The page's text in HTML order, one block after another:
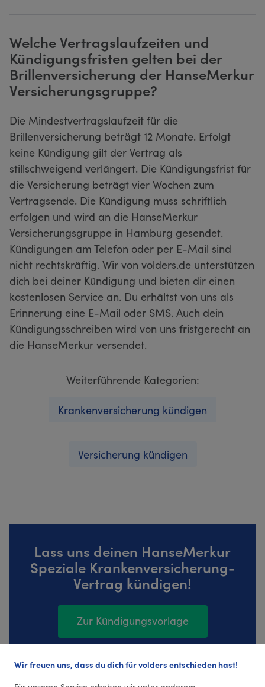
Welche Vertragslaufzeiten und
Kündigungsfristen gelten bei der
Brillenversicherung der HanseMerkur
Versicherungsgruppe?
Die Mindestvertragslaufzeit für die
Brillenversicherung beträgt 12 Monate. Erfolgt
keine Kündigung gilt der Vertrag als
stillschweigend verlängert. Die Kündigungsfrist für
die Versicherung beträgt vier Wochen zum
Vertragsende. Die Kündigung muss schriftlich
erfolgen und wird an die HanseMerkur
Versicherungsgruppe in Hamburg gesendet.
Kündigungen am Telefon oder per E-Mail sind
nicht rechtskräftig. Wir von volders.de unterstützen
dich bei deiner Kündigung und bieten dir einen
kostenlosen Service an. Du erhältst von uns als
Erinnerung eine E-Mail oder SMS. Auch dein
Kündigungsschreiben wird von uns fristgerecht an
die HanseMerkur versendet.
Weiterführende Kategorien:
Krankenversicherung kündigen
Versicherung kündigen
Lass uns deinen HanseMerkur
Speziale Krankenversicherung-
Vertrag kündigen!
Zur Kündigungsvorlage
777 Bewertungen (4,35 Durchschnitt)
Wir freuen uns, dass du dich für volders entschieden hast!